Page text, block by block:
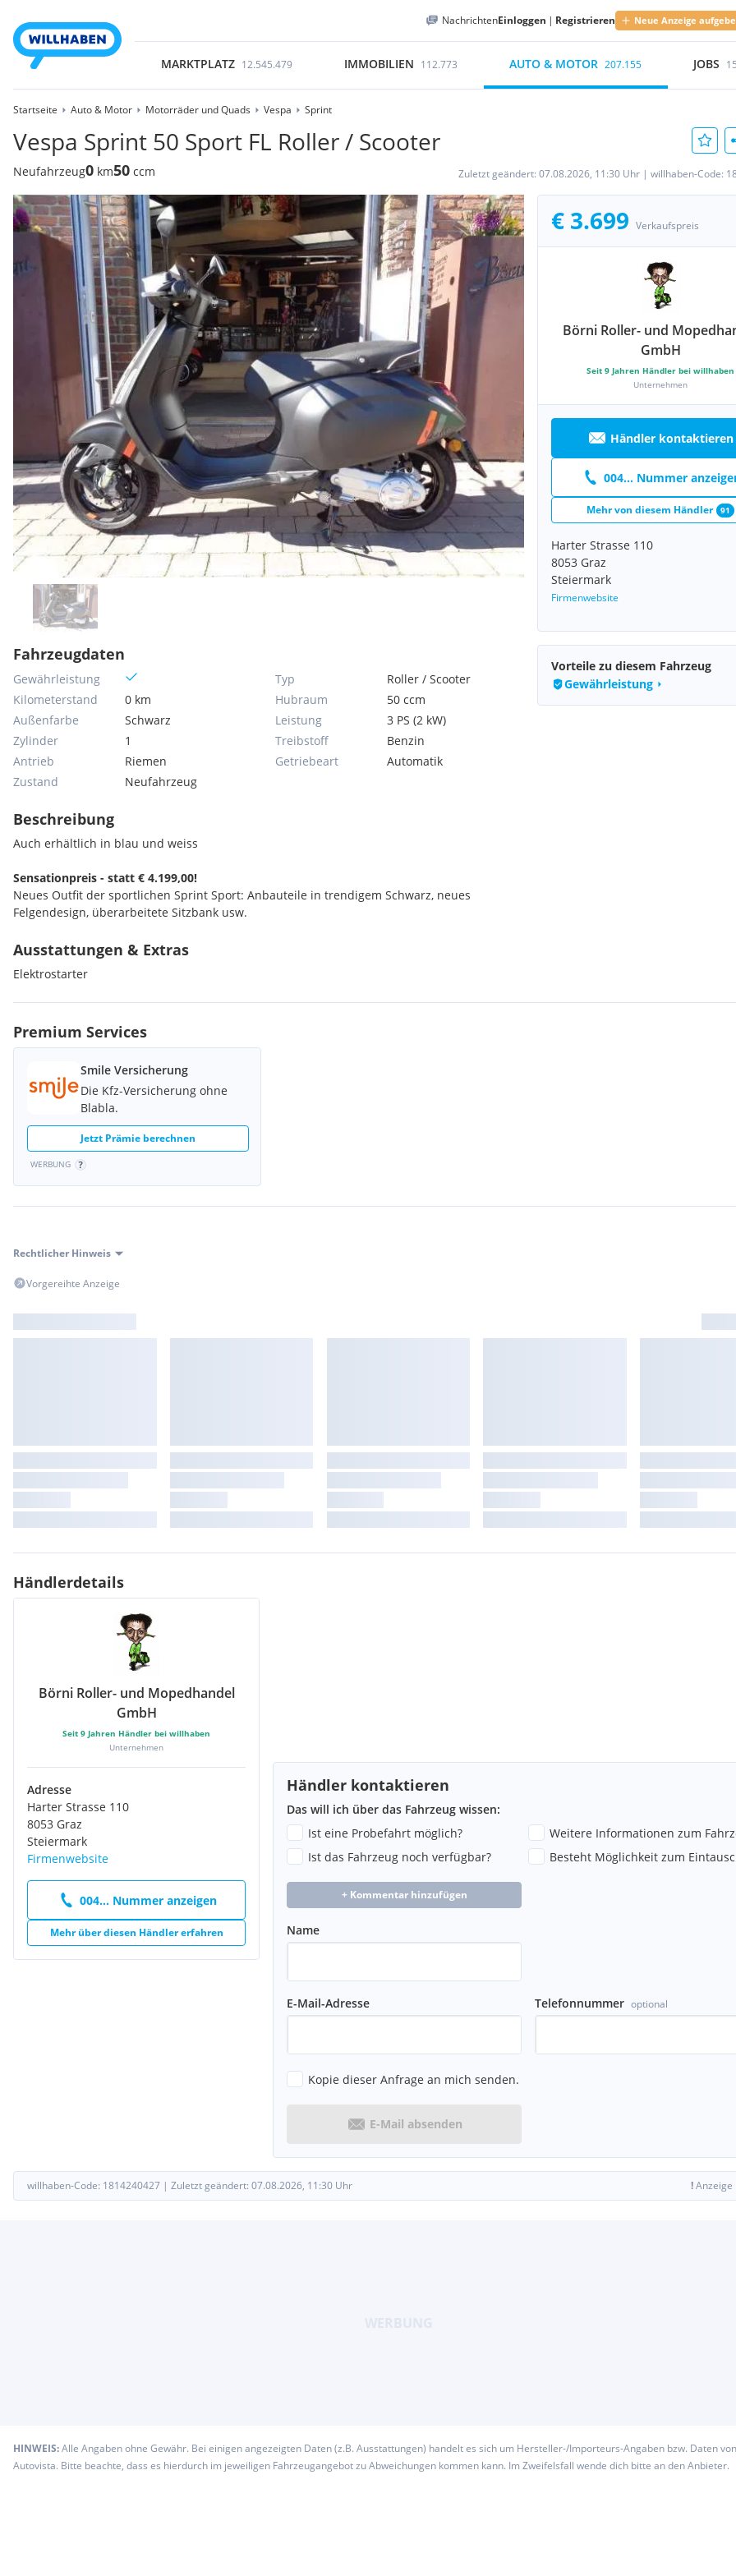
NachrichtenEinloggen | Registrieren Neue Anzeige
MARKTPLATZ 12.545.479 IMMOBILIEN 112.773 AUTO & MOTOR 207.155 JOBS
Startseite Auto & Motor Motorräder und Quads Vespa Sprint
Vespa Sprint 50 Sport FL Roller / Scooter
Neufahrzeug0 km50 ccm Zuletzt geändert: 07.08.2026, 11:30 Uhr | willhaben-Code:
€ 3.699 Verkaufspreis
Börni Roller- und
GmbH
Seit 9 Jahren Händler bei willhaben
Unternehmen
Händler kontaktieren
004... Nummer
Mehr von diesem Händler 91
Harter Strasse 110
8053 Graz
Steiermark
Firmenwebsite
Fahrzeugdaten
Gewährleistung
Kilometerstand
0 km
Außenfarbe
Schwarz
Zylinder
1
Antrieb
Riemen
Zustand
Neufahrzeug
Typ
Roller / Scooter
Hubraum
50 ccm
Leistung
3 PS (2 kW)
Treibstoff
Benzin
Getriebeart
Automatik
Beschreibung
Auch erhältlich in blau und weiss
Sensationpreis - statt € 4.199,00!
Neues Outfit der sportlichen Sprint Sport: Anbauteile in trendigem Schwarz, neues
Felgendesign, überarbeitete Sitzbank usw.
Vorteile zu diesem Fahrzeug
Gewährleistung
Ausstattungen & Extras
Elektrostarter
Premium Services
Smile Versicherung
Die Kfz-Versicherung ohne
Blabla.
Jetzt Prämie berechnen
WERBUNG
Rechtlicher Hinweis
Vorgereihte Anzeige
Händlerdetails
Börni Roller- und Mopedhandel
GmbH
Seit 9 Jahren Händler bei willhaben
Unternehmen
Adresse
Harter Strasse 110
8053 Graz
Steiermark
Firmenwebsite
004... Nummer anzeigen
Mehr über diesen Händler erfahren
Händler kontaktieren
Das will ich über das Fahrzeug wissen:
Ist eine Probefahrt möglich?
Weitere Informationen zum
Ist das Fahrzeug noch verfügbar?
Besteht Möglichkeit zum
+ Kommentar hinzufügen
Name
E-Mail-Adresse Telefonnummer optional
Kopie dieser Anfrage an mich senden.
E-Mail absenden
willhaben-Code: 1814240427 | Zuletzt geändert: 07.08.2026, 11:30 Uhr !Anzeige
HINWEIS:Alle Angaben ohne Gewähr. Bei einigen angezeigten Daten (z.B. Ausstattungen) handelt es sich um Hersteller-/Importeurs-Angaben bzw. Daten von
Autovista. Bitte beachte, dass es hierdurch im jeweiligen Fahrzeugangebot zu Abweichungen kommen kann. Im Zweifelsfall wende dich bitte an den Anbieter.